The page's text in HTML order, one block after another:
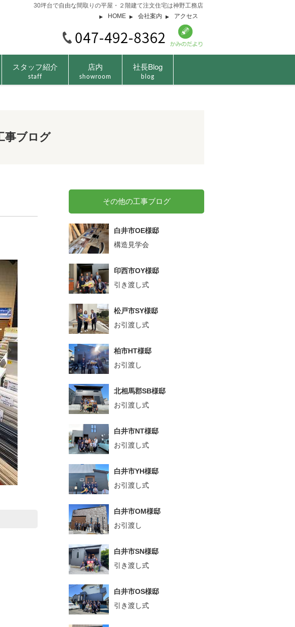
30坪台で自由な間取りの平屋・２階建て注文住宅は神野工務店
HOME
会社案内 アクセス
スタッフ紹介
staff
店内
showroom
社長Blog
blog
事ブログ
その他の工事ブログ
白井市OE様邸
構造見学会
印西市OY様邸
引き渡し式
松戸市SY様邸
お引渡し式
柏市HT様邸
お引渡し
北相馬郡SB様邸
お引渡し式
白井市NT様邸
お引渡し式
白井市YH様邸
お引渡し式
白井市OM様邸
お引渡し
白井市SN様邸
引き渡し式
白井市OS様邸
引き渡し式